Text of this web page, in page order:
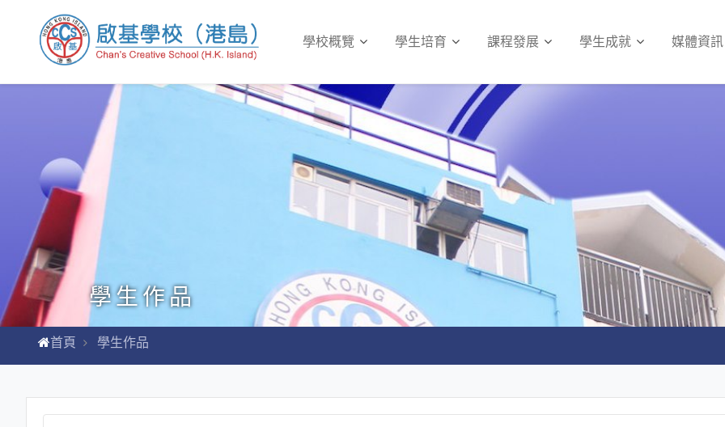
學校概覽 學生培育 課程發展 學生成就 媒體資訊
學生作品
首頁 學生作品